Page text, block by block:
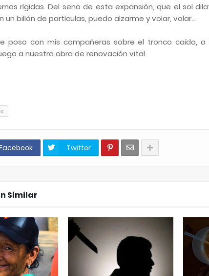
rígidas. Del seno de esta expansión, que el sol
un billón de partículas, puedo alzarme y volar, volar…
poso con mis compañeras sobre el tronco caído, a
a nuestra obra de renovación vital.
Twitter
Similar